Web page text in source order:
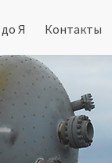
Я Контакты